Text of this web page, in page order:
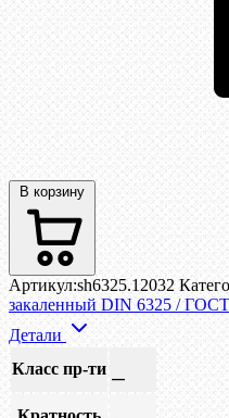
В корзину
Артикул:sh6325.12032
закаленный DIN 6325 /
Детали
Класс пр-ти —